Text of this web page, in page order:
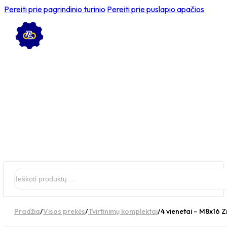
Pereiti prie pagrindinio turinio Pereiti prie puslapio apačios
Pradžia/Visos prekės/Tvirtinimų komplektai/4 vienetai – M8x16